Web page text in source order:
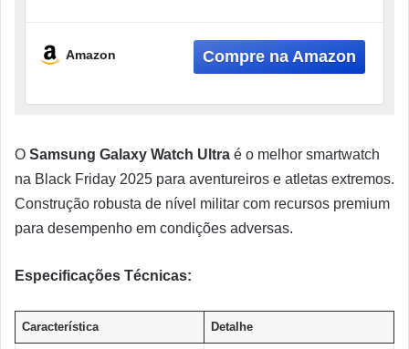
Amazon
O Samsung Galaxy Watch Ultra é o melhor smartwatch
na Black Friday 2025 para aventureiros e atletas extremos.
Construção robusta de nível militar com recursos premium
para desempenho em condições adversas.
Especificações Técnicas:
Característica Detalhe